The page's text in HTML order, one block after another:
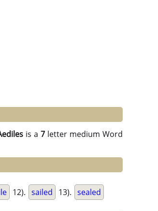
is a 7letter medium Word
12). sailed 13). sealed